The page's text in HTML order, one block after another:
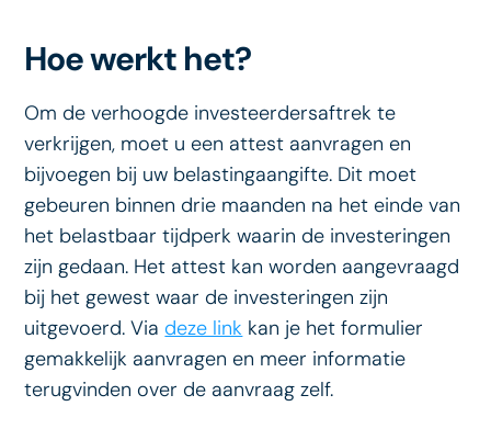
Hoe werkt het?
Om de verhoogde investeerdersaftrek te
verkrijgen, moet u een attest aanvragen en
bijvoegen bij uw belastingaangifte. Dit moet
gebeuren binnen drie maanden na het einde van
het belastbaar tijdperk waarin de investeringen
zijn gedaan. Het attest kan worden aangevraagd
bij het gewest waar de investeringen zijn
uitgevoerd. Viadeze link kan je het formulier
gemakkelijk aanvragen en meer informatie
terugvinden over de aanvraag zelf.